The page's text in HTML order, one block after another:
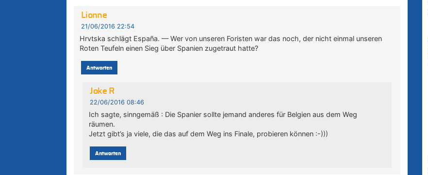
Lionne
21/06/2016 22:54
Hrvtska schlägt España. — Wer von unseren Foristen war das noch, der nicht einmal unseren
Roten Teufeln einen Sieg über Spanien zugetraut hatte?
Antworten
Joke R
22/06/2016 08:46
Ich sagte, sinngemäß : Die Spanier sollte jemand anderes für Belgien aus dem Weg
räumen.
Jetzt gibt’s ja viele, die das auf dem Weg ins Finale, probieren können :-)))
Antworten